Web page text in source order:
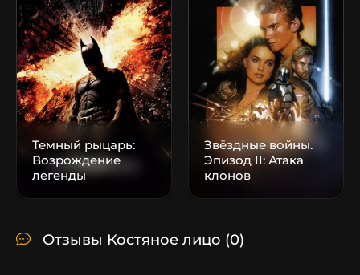
Темный рыцарь:
Возрождение
легенды
Звёздные войны.
Эпизод II: Атака
клонов
Отзывы Костяное лицо (0)